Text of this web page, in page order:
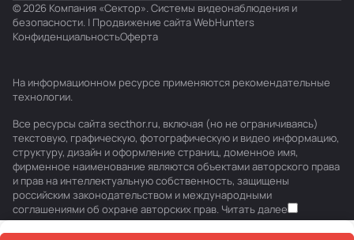
© 2026 Компания «Сектор». Системы видеонаблюдения и
безопасности. | Продвижение сайтаWebHunters
КонфиденциальностьОферта
На информационном ресурсе применяются рекомендательные
технологии.
Все ресурсы сайта secthor.ru, включая (но не ограничиваясь)
текстовую, графическую, фотографическую и видео информацию,
структуру, дизайн и оформление страниц, доменное имя,
фирменное наименование являются объектами авторского права
и прав на интеллектуальную собственность, защищены
российским законодательством и международными
соглашениями об охране авторских прав. Читать далее